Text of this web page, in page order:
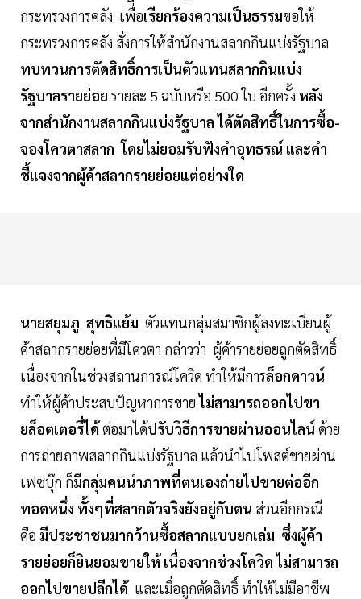
กระทรวงการคลัง เพื่ื่อเรียกร้องความเป็นธรรมขอให้
กระทรวงการคลัง สั่งการให้สำนักงานสลากกินแบ่งรัฐบาล
ทบทวนการตัดสิทธิ์การเป็นตัวแทนสลากกินแบ่ง
รัฐบาลรายย่อย รายละ 5 ฉบับหรือ 500 ใบ อีกครั้ง หลัง
จากสำนักงานสลากกินแบ่งรัฐบาล ได้ตัดสิทธิ์ในการซื้อ-
จองโควตาสลาก โดยไม่ยอมรับฟังคำอุทธรณ์ และคำ
ชี้แจงจากผู้ค้าสลากรายย่อยแต่อย่างใด
นายสยุมภู สุทธิแย้ม ตัวแทนกลุ่มสมาชิกผู้ลงทะเบียนผู้
ค้าสลากรายย่อยที่มีโควตา กล่าวว่า ผู้ค้ารายย่อยถูกตัดสิทธิ์
เนื่องจากในช่วงสถานการณ์โควิด ทำให้มีการล็อกดาวน์
ทำให้ผู้ค้าประสบปัญหาการขายไม่สามารถออกไปขา
ยล็อตเตอรี่ได้ต่อมาได้ปรับวิธีการขายผ่านออนไลน์ ด้วย
การถ่ายภาพสลากกินแบ่งรัฐบาล แล้วนำไปโพสต์ขายผ่าน
เฟซบุ๊ก ก็มีกลุ่มคนนำภาพที่ตนเองถ่ายไปขายต่ออีก
ทอดหนึ่ง ทั้งๆที่สลากตัวจริงยังอยู่กับตน ส่วนอีกกรณี
คือ มีประชาชนมากว้านซื้อสลากแบบยกเล่ม ซึ่งผู้ค้า
รายย่อยก็ยินยอมขายให้ เนื่องจากช่วงโควิด ไม่สามารถ
ออกไปขายปลีกได้และเมื่อถูกตัดสิทธิ์ ทำให้ไม่มีอาชีพ